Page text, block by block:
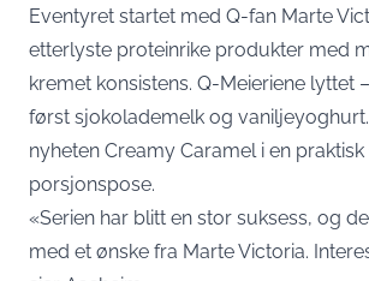
Eventyret startet med Q-fan Marte
etterlyste proteinrike produkter med
kremet konsistens. Q-Meieriene lyttet
først sjokolademelk og
nyheten Creamy Caramel i en praktisk
porsjonspose.
«Serien har blitt en stor suksess, og
med et ønske fra Marte Victoria.